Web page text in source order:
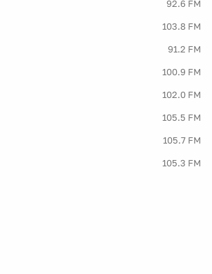
92.6 FM
103.8 FM
91.2 FM
100.9 FM
102.0 FM
105.5 FM
105.7 FM
105.3 FM